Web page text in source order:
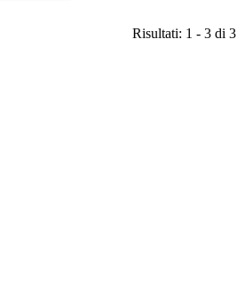
Risultati: 1 - 3 di 3